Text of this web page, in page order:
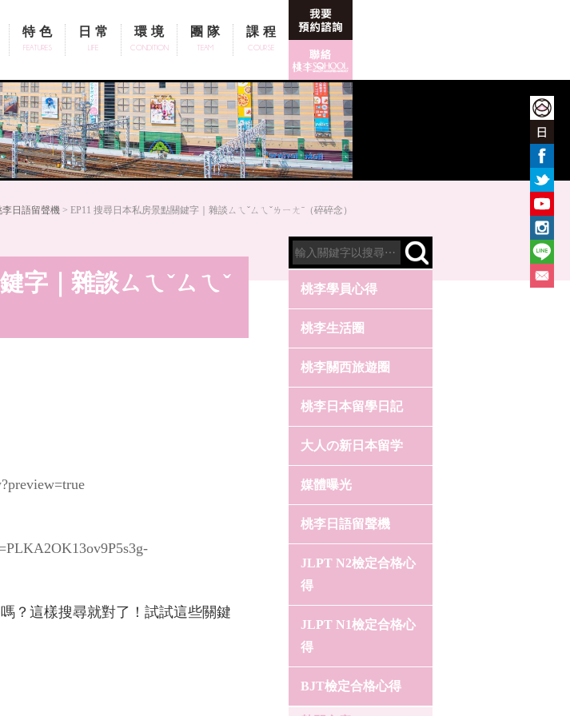
特色
FEATURES
日常
LIFE
環境
CONDITION
團隊
TEAM
課程
COURSE
李日語留聲機 > EP11 搜尋日本私房景點關鍵字｜雜談ㄙㄟˇㄙㄟˇㄌㄧㄤˉ（碎碎念）
字｜雜談ㄙㄟˇㄙㄟˇ
？ 這樣搜尋就對了！試試這些關鍵
桃李學員心得
桃李生活圈
桃李關西旅遊圈
桃李日本留學日記
大人の新日本留学
媒體曝光
桃李日語留聲機
JLPT N2檢定合格心
得
JLPT N1檢定合格心
得
BJT檢定合格心得